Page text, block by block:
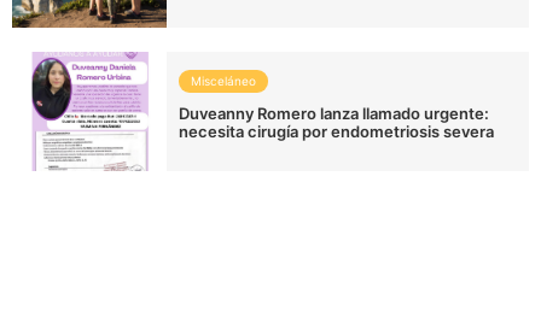
Misceláneo
Duveanny Romero lanza llamado urgente:
necesita cirugía por endometriosis severa